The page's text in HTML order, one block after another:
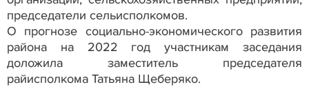
председатели сельисполкомов.
О прогнозе социально-экономического развития
района на 2022 год участникам заседания
доложила заместитель председателя
райисполкома Татьяна Щеберяко.